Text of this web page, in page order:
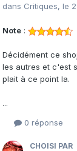
dans Critiques, le
Note:
Décidément ce
les autres et c'est
plait à ce point la.
...
0 réponse
CHOISI PAR